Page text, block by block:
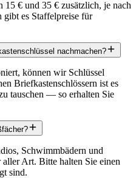
15 € und 35 € zusätzlich, je nach
gibt es Staffelpreise für
nachmachen?
können wir Schlüssel
Briefkastenschlössern ist es
tauschen — so erhalten Sie
Schwimmbädern und
Art. Bitte halten Sie einen
sind.